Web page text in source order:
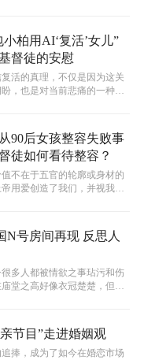
柏用AI‘复活’女儿”
督徒的安慰
活的真理，不仅是因为这关
，也是对当前悲痛的一种安
90后女孩整容失败事
徒如何看待整容？
不在于五官的轮廓或身材的
用爱创造了我们，并视我们
N号房间再现 反思人
多人都被情欲之事玷污和伤
堂之高好像衣冠楚楚，但是
节目”走进婚姻观
捧，成为了如今在婚恋市场